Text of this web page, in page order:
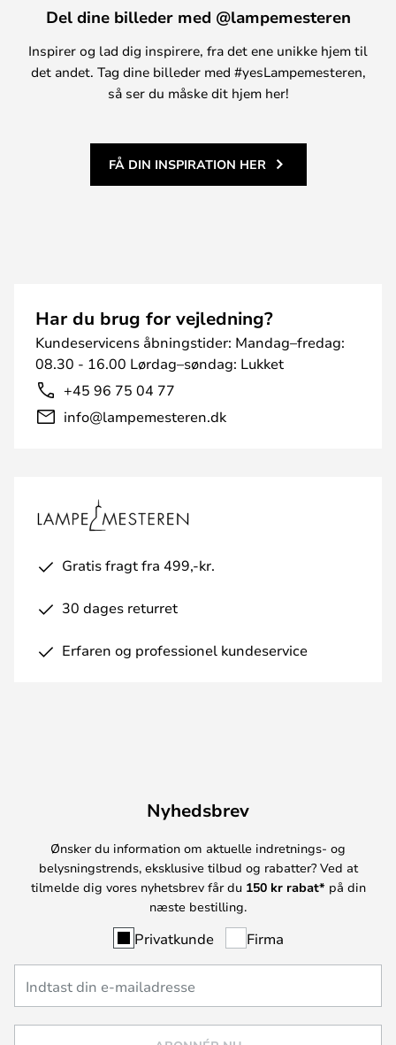
Del dine billeder med @lampemesteren
Inspirer og lad dig inspirere, fra det ene unikke hjem til
det andet. Tag dine billeder med #yesLampemesteren,
så ser du måske dit hjem her!
FÅ DIN INSPIRATION HER
Har du brug for vejledning?
Kundeservicens åbningstider: Mandag–fredag:
08.30 - 16.00 Lørdag–søndag: Lukket
+45 96 75 04 77
info@lampemesteren.dk
Gratis fragt fra 499,-kr.
30 dages returret
Erfaren og professionel kundeservice
Nyhedsbrev
Ønsker du information om aktuelle indretnings- og
belysningstrends, eksklusive tilbud og rabatter? Ved at
tilmelde dig vores nyhetsbrev får du 150 kr rabat* på din
næste bestilling.
Privatkunde Firma